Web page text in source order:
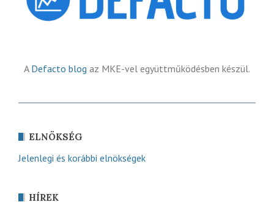
A Defacto blog az MKE-vel együttműködésben készül.
ELNÖKSÉG
Jelenlegi és korábbi elnökségek
HÍREK